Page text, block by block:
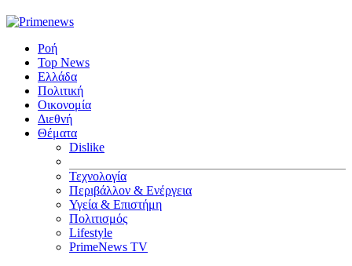
Ροή
Top News
Ελλάδα
Πολιτική
Οικονομία
Διεθνή
Θέματα
Dislike
Τεχνολογία
Περιβάλλον & Ενέργεια
Υγεία & Επιστήμη
Πολιτισμός
Lifestyle
PrimeNews TV